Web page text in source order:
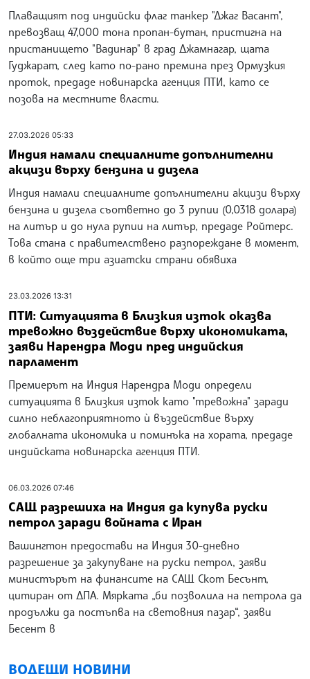
Плаващият под индийски флаг танкер "Джаг Васант",
превозващ 47,000 тона пропан-бутан, пристигна на
пристанището "Вадинар" в град Джамнагар, щата
Гуджарат, след като по-рано премина през Ормузкия
проток, предаде новинарска агенция ПТИ, като се
позова на местните власти.
27.03.2026 05:33
Индия намали специалните допълнителни
акцизи върху бензина и дизела
Индия намали специалните допълнителни акцизи върху
бензина и дизела съответно до 3 рупии (0,0318 долара)
на литър и до нула рупии на литър, предаде Ройтерс.
Това стана с правителствено разпореждане в момент,
в който още три азиатски страни обявиха
23.03.2026 13:31
ПТИ: Ситуацията в Близкия изток оказва
тревожно въздействие върху икономиката,
заяви Нарендра Моди пред индийския
парламент
Премиерът на Индия Нарендра Моди определи
ситуацията в Близкия изток като "тревожна" заради
силно неблагоприятното ѝ въздействие върху
глобалната икономика и поминъка на хората, предаде
индийската новинарска агенция ПТИ.
06.03.2026 07:46
САЩ разрешиха на Индия да купува руски
петрол заради войната с Иран
Вашингтон предостави на Индия 30-дневно
разрешение за закупуване на руски петрол, заяви
министърът на финансите на САЩ Скот Бесънт,
цитиран от ДПА. Мярката „би позволила на петрола да
продължи да постъпва на световния пазар“, заяви
Бесент в
ВОДЕЩИ НОВИНИ